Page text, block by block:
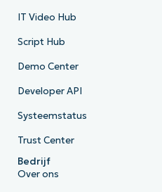
IT Video Hub
Script Hub
Demo Center
Developer API
Systeemstatus
Trust Center
Bedrijf
Over ons